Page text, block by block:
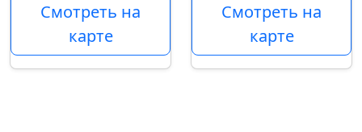
Смотреть на
карте
Смотреть на
карте